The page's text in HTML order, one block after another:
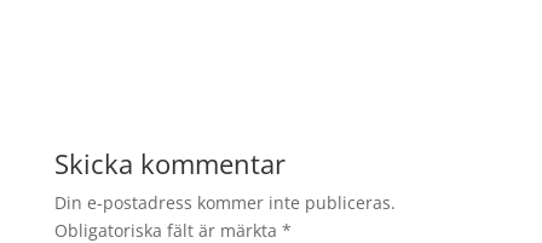
Skicka kommentar
Din e-postadress kommer inte publiceras.
Obligatoriska fält är märkta *